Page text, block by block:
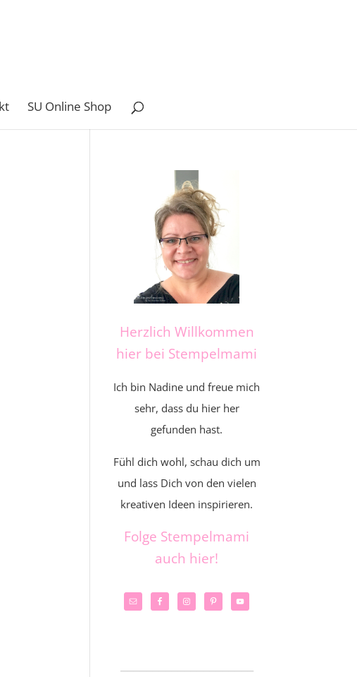
SU Online Shop
Herzlich Willkommen
hier bei Stempelmami
Ich bin Nadine und freue mich
sehr, dass du hier her
gefunden hast.
Fühl dich wohl, schau dich um
und lass Dich von den vielen
kreativen Ideen inspirieren.
Folge Stempelmami
auch hier!